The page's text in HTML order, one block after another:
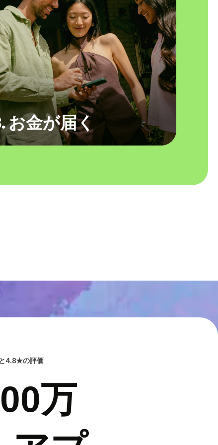
お金が届く
4.8★の評価
万